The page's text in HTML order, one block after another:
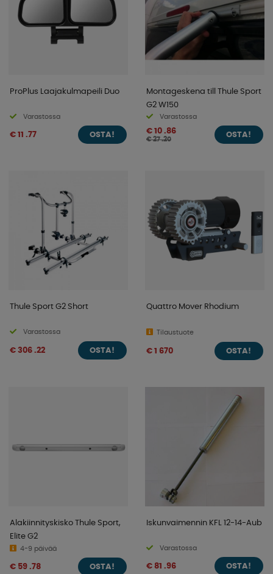
ProPlus Laajakulmapeili Duo
Varastossa
€ 11 .77 OSTA!
Montageskena till Thule Sport
G2 W150
Varastossa
€ 10 .86
€ 27 .20
OSTA!
Thule Sport G2 Short
Varastossa
€ 306 .22 OSTA!
Quattro Mover Rhodium
Tilaustuote
€ 1 670 OSTA!
Alakiinnityskisko Thule Sport,
Elite G2
4-9 päivää
€ 59 .78 OSTA!
Iskunvaimennin KFL 12-14-Aub
Varastossa
€ 81 .96 OSTA!